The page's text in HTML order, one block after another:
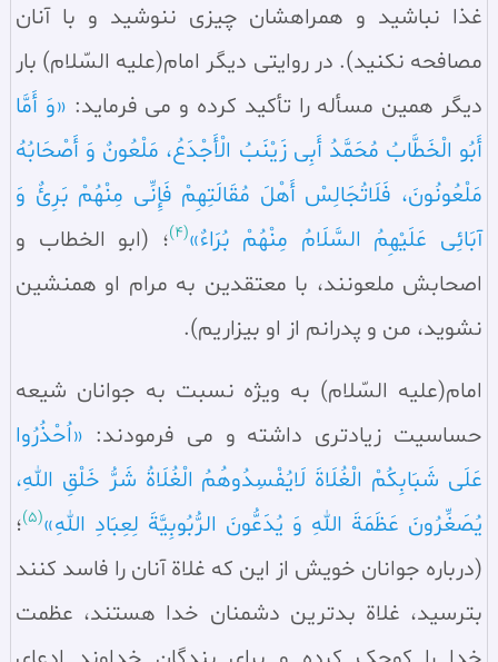
غذا نباشید و همراهشان چیزی ننوشید و با آنان
مصافحه نکنید). در روایتی دیگر امام(علیه السّلام) بار
دیگر همین مسأله را تأکید کرده و می فرماید: «وَ أَمَّا
أَبُو الْخَطَّابُ مُحَمَّدُ أَبِی زَیْنَبُ الْأَجْدَعُ، مَلْعُونٌ وَ أَصْحَابُهُ
مَلْعُونُونَ، فَلَاتُجَالِسْ أَهْلَ مُقَالَتِهِمْ فَإِنِّی مِنْهُمْ بَرِئٌ وَ
آبَائِی عَلَیْهِمُ السَّلَامُ مِنْهُمْ بُرَاءٌ»(4)
؛ (ابو الخطاب و
اصحابش ملعونند، با معتقدین به مرام او همنشین
نشوید، من و پدرانم از او بیزاریم).
امام(علیه السّلام) به ویژه نسبت به جوانان شیعه
حساسیت زیادتری داشته و می‌ فرمودند: «اُحْذُرُوا
عَلَی شَبَابِکُمْ الْغُلَاةَ لَایُفْسِدُوهُمُ الْغُلَاةُ شَرُّ خَلْقِ اللهِ،
یُصَغِّرُونَ عَظَمَةَ اللهِ وَ یُدَعُّونَ الرُّبُوبِیَّةَ لِعِبَادِ اللهِ»(5)
؛
(درباره جوانان خویش از این که غلاة آنان را فاسد کنند
بترسید، غلاة بدترین دشمنان خدا هستند، عظمت